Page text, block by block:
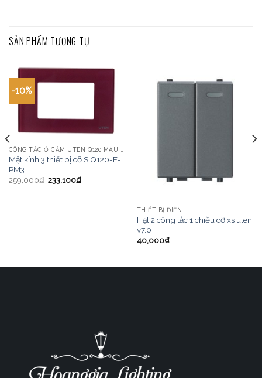
SẢN PHẨM TƯƠNG TỰ
-10%
Mặt kính 3 thiết bị cỡ S Q120-E-
PM3
259,000₫ 233,100₫
THIẾT BỊ ĐIỆN
Hạt 2 công tắc 1 chiều cỡ xs uten
v7.0
40,000₫